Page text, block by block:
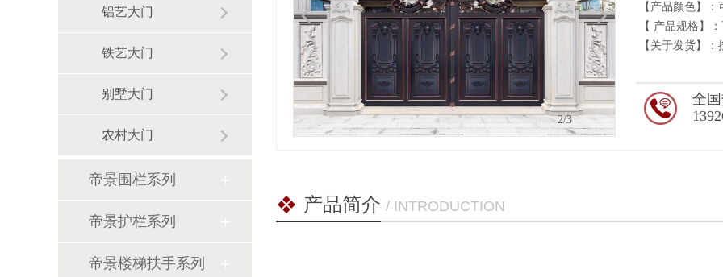
铝艺大门
铁艺大门
别墅大门
农村大门
帝景围栏系列
帝景护栏系列
帝景楼梯扶手系列
3/3
【产品颜色】：
【 产品规格】
【关于发货】
全
产品简介 / INTRODUCTION